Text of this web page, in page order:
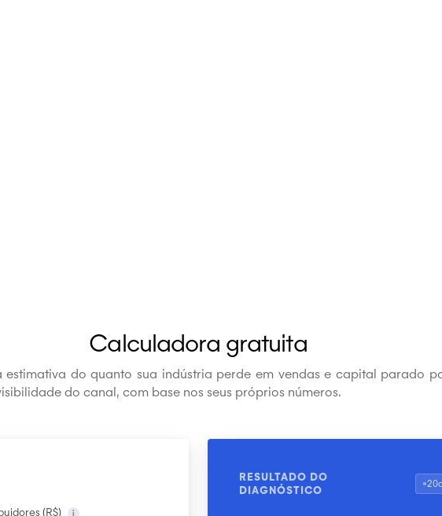
Calculadora gratuita
estimativa do quanto sua indústria perde em vendas e capital parado
do canal, com base nos seus próprios números.
(R$) i
RESULTADO DO
DIAGNÓSTICO
20